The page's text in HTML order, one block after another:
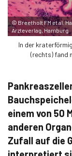
© Breetholt FM et al.
Ärzteverlag, Hamburg
In der
(rechts) fand
einem von 50
anderen
Zufall auf die